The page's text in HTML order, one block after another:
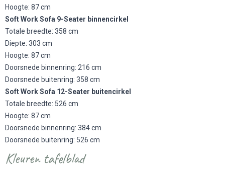
Hoogte: 87 cm
Soft Work Sofa 9-Seater binnencirkel
Totale breedte: 358 cm
Diepte: 303 cm
Hoogte: 87 cm
Doorsnede binnenring: 216 cm
Doorsnede buitenring: 358 cm
Soft Work Sofa 12-Seater buitencirkel
Totale breedte: 526 cm
Hoogte: 87 cm
Doorsnede binnenring: 384 cm
Doorsnede buitenring: 526 cm
Kleuren tafelblad